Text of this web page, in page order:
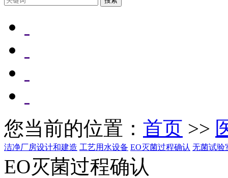
您当前的位置： 首页 >>
洁净厂房设计和建造 工艺用水设备 EO灭菌过程确认 无菌试验
EO灭菌过程确认